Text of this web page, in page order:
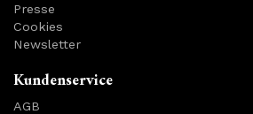
Presse
Cookies
Newsletter
Kundenservice
AGB